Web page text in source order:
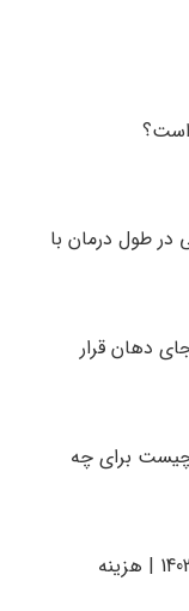
است؟
در طول درمان با
دهان قرار
برای چه
قیمت انواع ایمپلنت سال 1402 | هزینه